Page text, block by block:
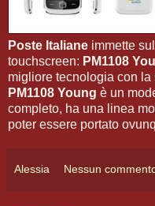
Poste Italiane immette
touchscreen: PM1108
migliore tecnologia con la
PM1108 Young è un
completo, ha una linea
poter essere portato
Alessia Nessun